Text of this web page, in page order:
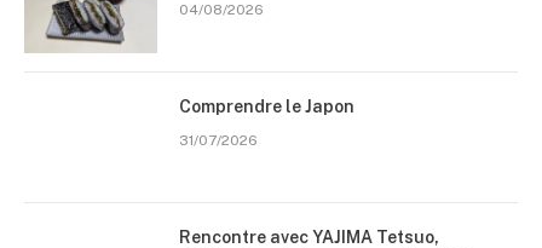
04/08/2026
Comprendre le Japon
31/07/2026
Rencontre avec YAJIMA Tetsuo,